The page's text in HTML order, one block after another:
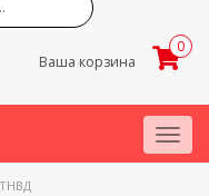
Ваша корзина
0
Menu